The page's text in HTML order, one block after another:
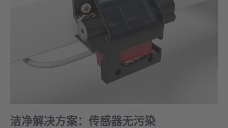
洁净解决方案：传感器无污染